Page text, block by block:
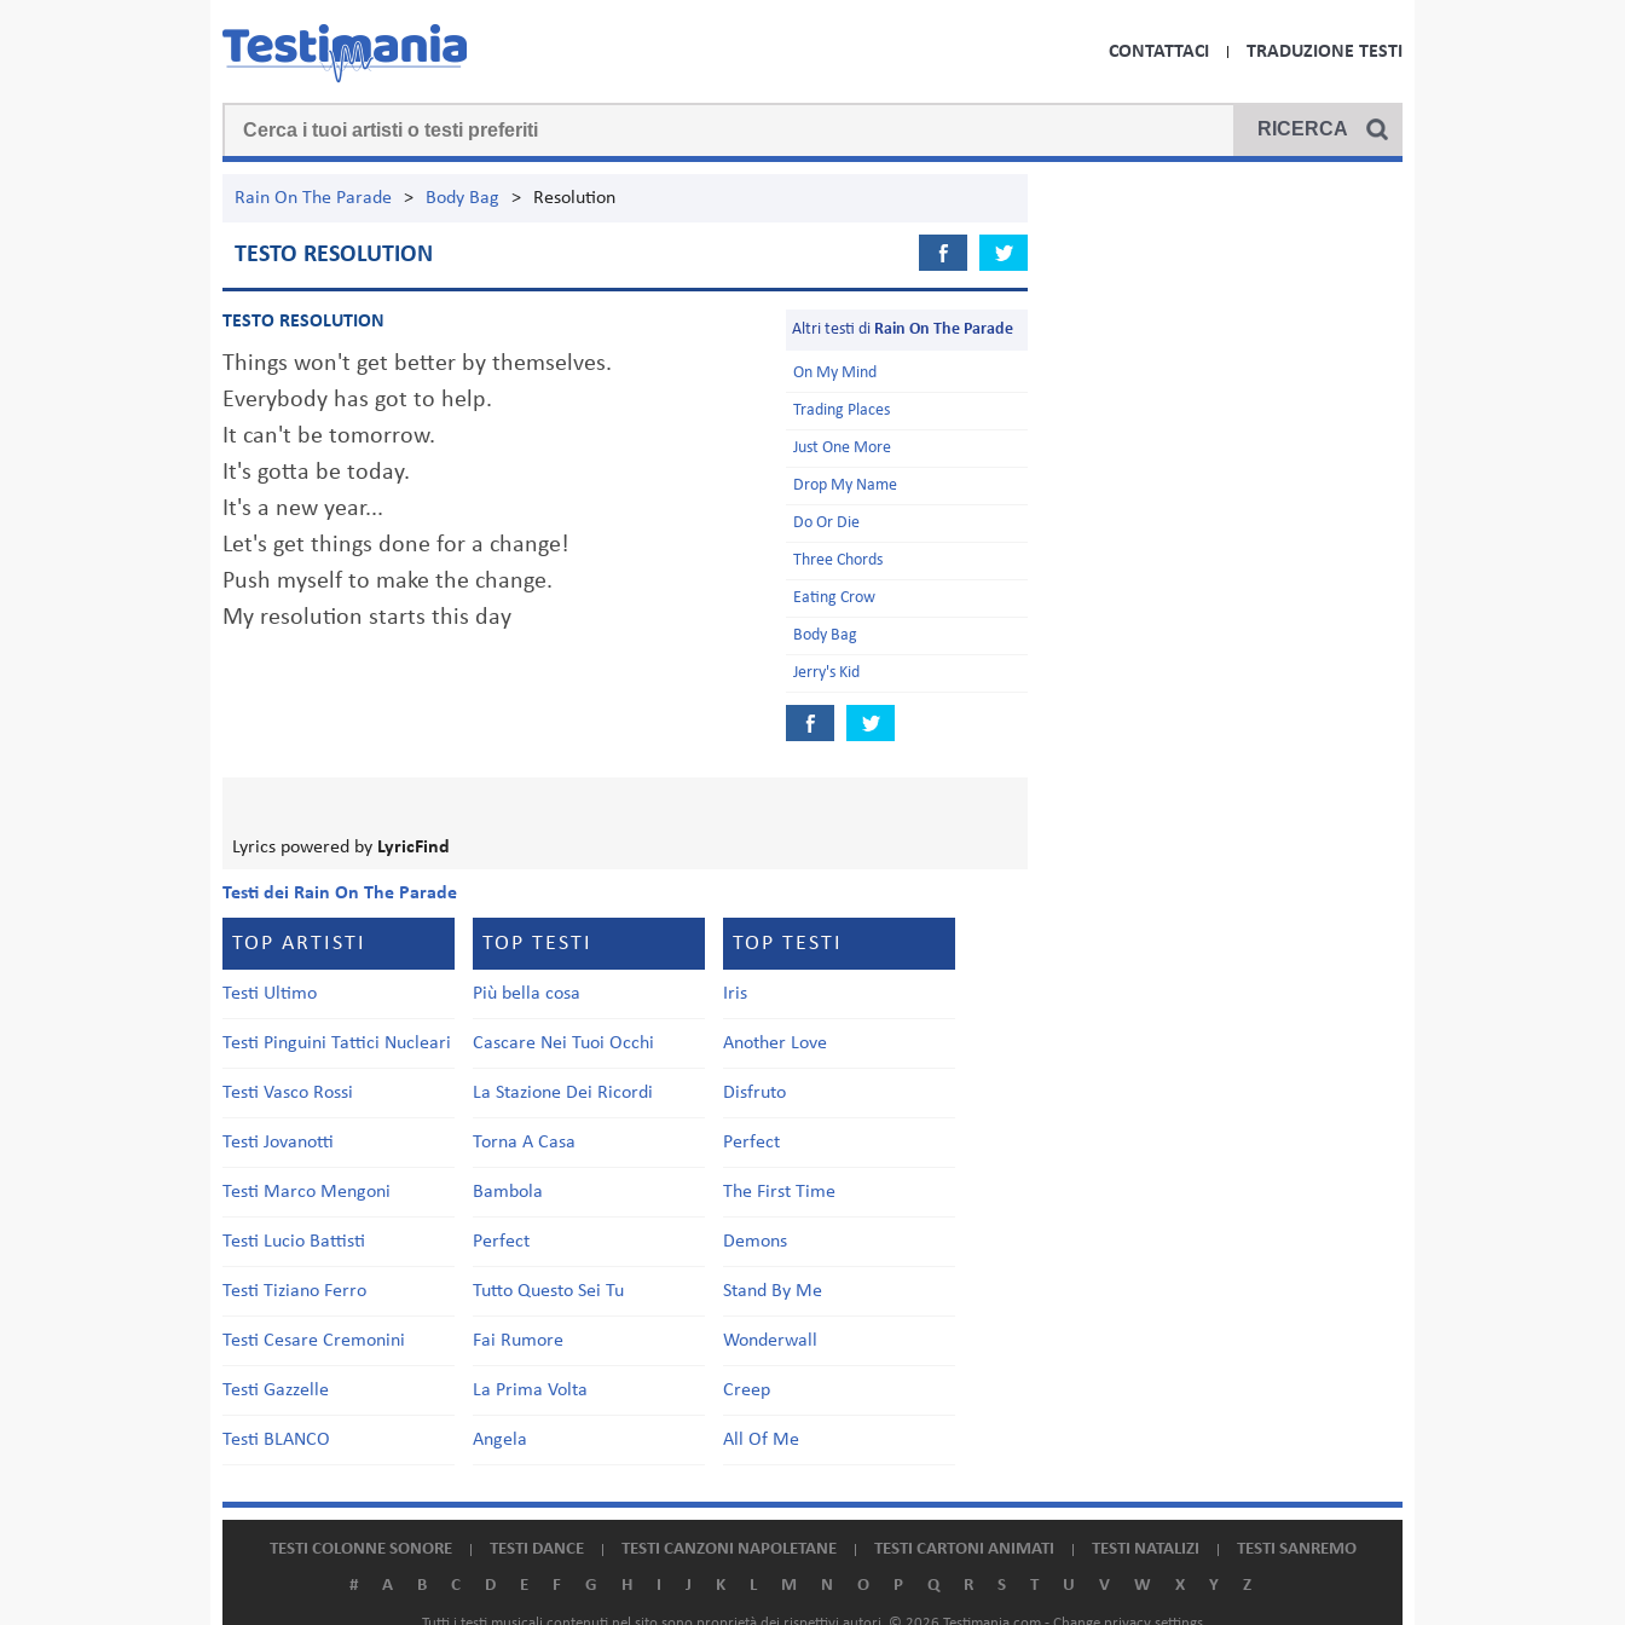
CONTATTACI TRADUZIONE TESTI
Rain On The Parade > Body Bag > Resolution
TESTO RESOLUTION
TESTO RESOLUTION
Things won't get better by themselves.
Everybody has got to help.
It can't be tomorrow.
It's gotta be today.
It's a new year...
Let's get things done for a change!
Push myself to make the change.
My resolution starts this day
Altri testi di Rain On The Parade
On My Mind
Trading Places
Just One More
Drop My Name
Do Or Die
Three Chords
Eating Crow
Body Bag
Jerry's Kid
Lyrics powered by LyricFind
Testi dei Rain On The Parade
TOP ARTISTI
Testi Ultimo
Testi Pinguini Tattici Nucleari
Testi Vasco Rossi
Testi Jovanotti
Testi Marco Mengoni
Testi Lucio Battisti
Testi Tiziano Ferro
Testi Cesare Cremonini
Testi Gazzelle
Testi BLANCO
TOP TESTI
Più bella cosa
Cascare Nei Tuoi Occhi
La Stazione Dei Ricordi
Torna A Casa
Bambola
Perfect
Tutto Questo Sei Tu
Fai Rumore
La Prima Volta
Angela
TOP TESTI
Iris
Another Love
Disfruto
Perfect
The First Time
Demons
Stand By Me
Wonderwall
Creep
All Of Me
TESTI COLONNE SONORE TESTI DANCE TESTI CANZONI NAPOLETANE TESTI CARTONI ANIMATI TESTI NATALIZI
TESTI SANREMO
#
A B C D E F G H I J K L M N O P Q R S T U V W X Y Z